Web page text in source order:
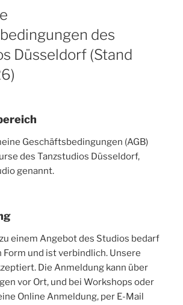
des
Düsseldorf (Stand
Geschäftsbedingungen (AGB)
des Tanzstudios Düsseldorf,
genannt.
einem Angebot des Studios bedarf
und ist verbindlich. Unsere
Die Anmeldung kann über
vor Ort, und bei Workshops oder
Online Anmeldung, per E-Mail